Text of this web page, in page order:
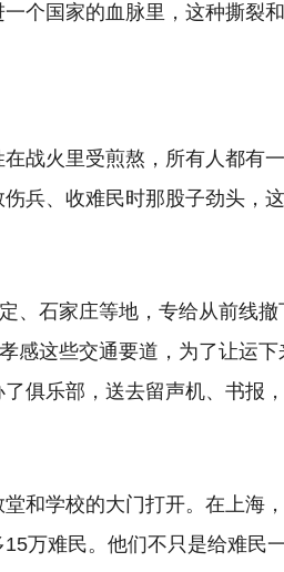
个国家的血脉里，这种撕裂和
战火里受煎熬，所有人都有
兵、收难民时那股子劲头，
、石家庄等地，专给从前线
感这些交通要道，为了让运
俱乐部，送去留声机、书报
和学校的大门打开。在上海
万难民。他们不只是给难民